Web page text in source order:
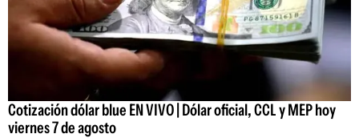
Cotización dólar blue EN VIVO | Dólar oficial, CCL y MEP hoy
viernes 7 de agosto